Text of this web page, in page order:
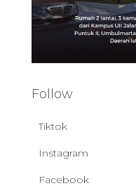
Follow
Tiktok
Instagram
Facebook